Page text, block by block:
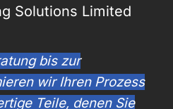
Solutions Limited
bis zur
wir Ihren Prozess
Teile, denen Sie